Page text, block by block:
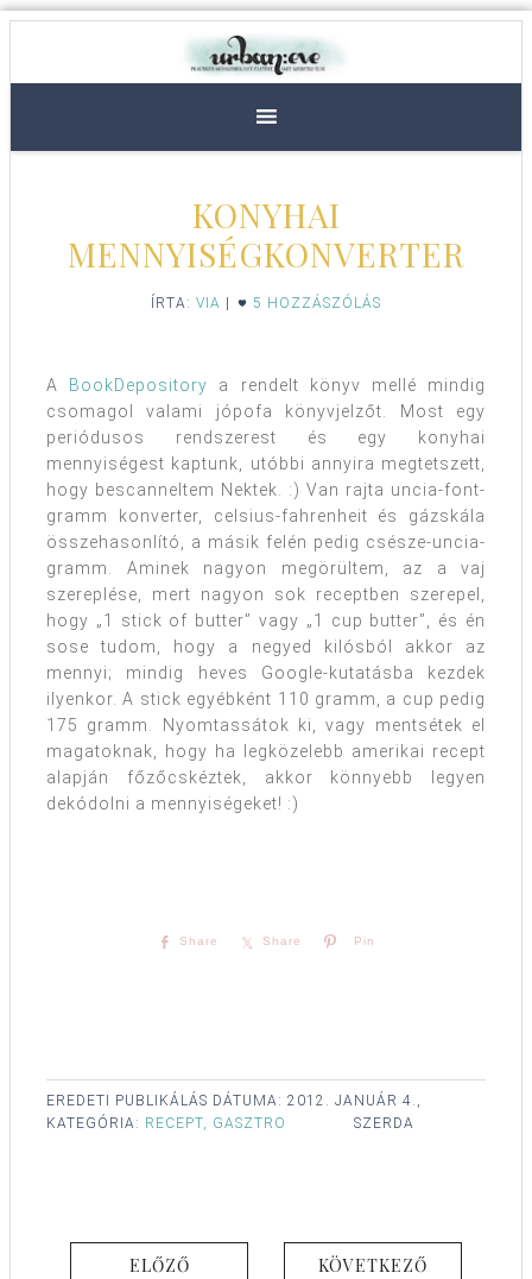
KONYHAI
MENNYISÉGKONVERTER
ÍRTA: VIA 5 HOZZÁSZÓLÁS
A BookDepository a rendelt könyv mellé mindig
csomagol valami jópofa könyvjelzőt. Most egy
periódusos rendszerest és egy konyhai
mennyiségest kaptunk, utóbbi annyira megtetszett,
hogy bescanneltem Nektek. :) Van rajta uncia-font-
gramm konverter, celsius-fahrenheit és gázskála
összehasonlító, a másik felén pedig csésze-uncia-
gramm. Aminek nagyon megörültem, az a vaj
szereplése, mert nagyon sok receptben szerepel,
hogy „1 stick of butter” vagy „1 cup butter”, és én
sose tudom, hogy a negyed kilósból akkor az
mennyi; mindig heves Google-kutatásba kezdek
ilyenkor. A stick egyébként 110 gramm, a cup pedig
175 gramm. Nyomtassátok ki, vagy mentsétek el
magatoknak, hogy ha legközelebb amerikai recept
alapján főzőcskéztek, akkor könnyebb legyen
dekódolni a mennyiségeket! :)
Share Share Pin
EREDETI PUBLIKÁLÁS DÁTUMA: 2012. JANUÁR 4.,
SZERDA
KATEGÓRIA: RECEPT, GASZTRO
ELŐZŐ KÖVETKEZŐ